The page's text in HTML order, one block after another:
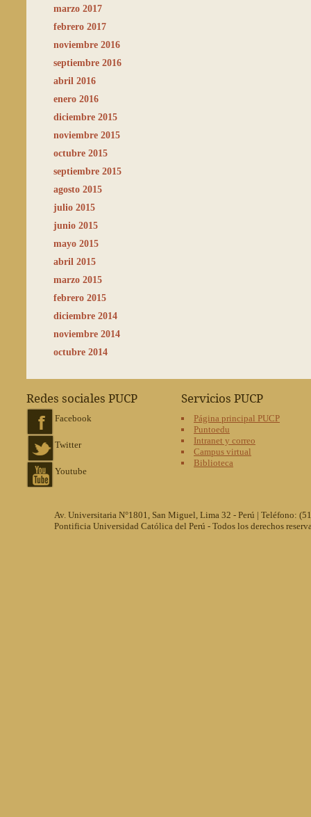
marzo 2017
febrero 2017
noviembre 2016
septiembre 2016
abril 2016
enero 2016
diciembre 2015
noviembre 2015
octubre 2015
septiembre 2015
agosto 2015
julio 2015
junio 2015
mayo 2015
abril 2015
marzo 2015
febrero 2015
diciembre 2014
noviembre 2014
octubre 2014
Redes sociales PUCP
Facebook
Twitter
Youtube
Servicios PUCP
Página principal PUCP
Puntoedu
Intranet y correo
Campus virtual
Biblioteca
Av. Universitaria N°1801, San Miguel, Lima 32 - Perú | Teléfono:
Pontificia Universidad Católica del Perú - Todos los derechos